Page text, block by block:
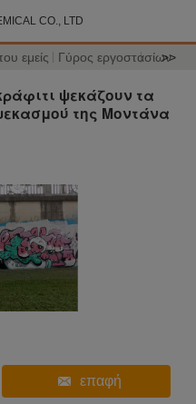
CO., LTD
εμείς Γύρος εργοστασίων
>>
ψεκάζουν τα
της Μοντάνα
επαφή